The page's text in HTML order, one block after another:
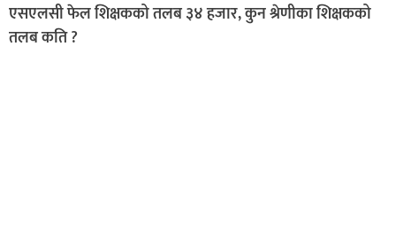
एसएलसी फेल शिक्षकको तलब ३४ हजार, कुन श्रेणीका शिक्षकको
तलब कति ?